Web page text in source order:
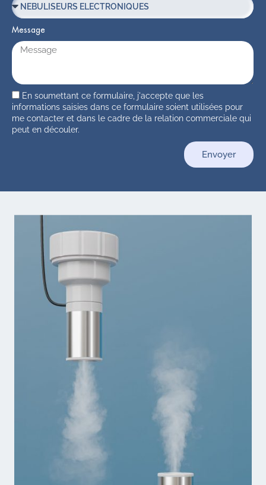
Message
En soumettant ce formulaire, j'accepte que les
informations saisies dans ce formulaire soient utilisées pour
me contacter et dans le cadre de la relation commerciale qui
peut en découler.
Envoyer